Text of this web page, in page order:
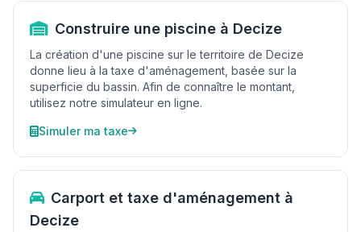
Construire une piscine à Decize
La création d'une piscine sur le territoire de Decize
donne lieu à la taxe d'aménagement, basée sur la
superficie du bassin. Afin de connaître le montant,
utilisez notre simulateur en ligne.
Simuler ma taxe
Carport et taxe d'aménagement à
Decize